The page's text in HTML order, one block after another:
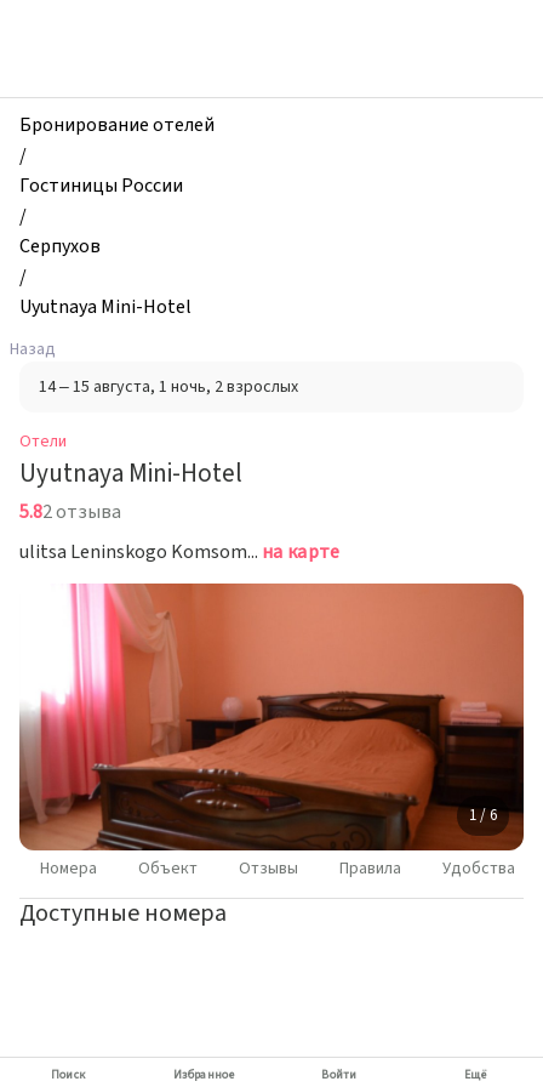
Uyutnaya
Mini-
Hotel,
Серпухов,
Россия
Бронирование отелей
/
Гостиницы России
/
Серпухов
/
Uyutnaya Mini-Hotel
Назад
14 – 15 августа, 1 ночь, 2 взрослых
Отели
Uyutnaya Mini-Hotel
5.82 отзыва
ulitsa Leninskogo Komsomola, 2 B, Serpukhov, Серпухов на карте
1 / 6
Номера Объект Отзывы Правила Удобства
Доступные номера
Поиск Избранное Войти Ещё